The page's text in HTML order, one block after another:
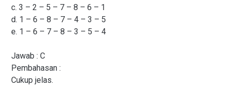
c. 3 – 2 – 5 – 7 – 8 – 6 – 1
d. 1 – 6 – 8 – 7 – 4 – 3 – 5
e. 1 – 6 – 7 – 8 – 3 – 5 – 4
Jawab : C
Pembahasan :
Cukup jelas.